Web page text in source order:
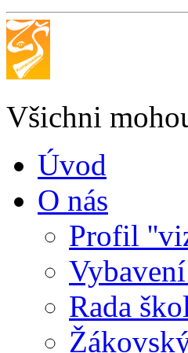
Všichni
Úvod
O nás
Profil
Rada